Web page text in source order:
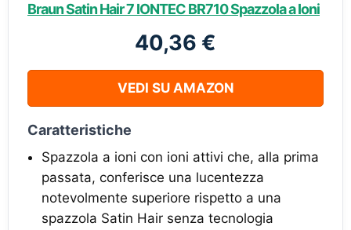
Braun Satin Hair 7 IONTEC BR710 Spazzola a Ioni
40,36 €
VEDI SU AMAZON
Caratteristiche
Spazzola a ioni con ioni attivi che, alla prima
passata, conferisce una lucentezza
notevolmente superiore rispetto a una
spazzola Satin Hair senza tecnologia